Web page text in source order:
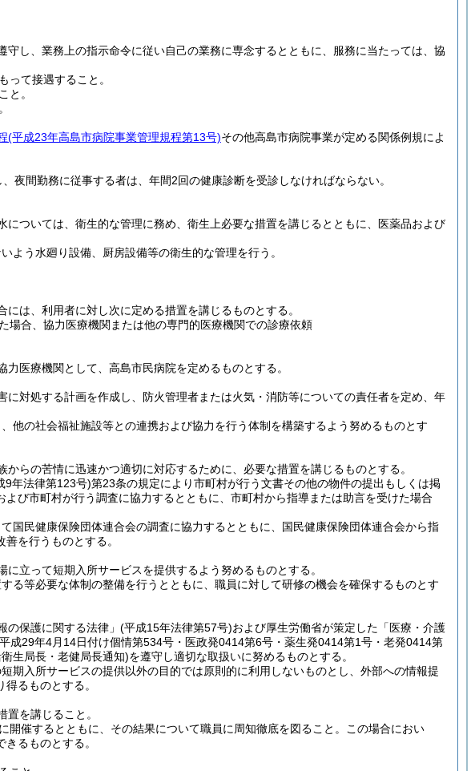
し、業務上の指示命令に従い自己の業務に専念するとともに、服務に当たっては、協
って接遇すること。
と。
(平成23年高島市病院事業管理規程第13号)その他高島市病院事業が定める関係例規によ
、夜間勤務に従事する者は、年間2回の健康診断を受診しなければならない。
ついては、衛生的な管理に務め、衛生上必要な措置を講じるとともに、医薬品および
よう水廻り設備、厨房設備等の衛生的な管理を行う。
は、利用者に対し次に定める措置を講じるものとする。
場合、協力医療機関または他の専門的医療機関での診療依頼
医療機関として、高島市民病院を定めるものとする。
対処する計画を作成し、防火管理者または火気・消防等についての責任者を定め、年
他の社会福祉施設等との連携および協力を行う体制を構築するよう努めるものとす
らの苦情に迅速かつ適切に対応するために、必要な措置を講じるものとする。
9年法律第123号)第23条の規定により市町村が行う文書その他の物件の提出もしくは掲
び市町村が行う調査に協力するとともに、市町村から指導または助言を受けた場合
国民健康保険団体連合会の調査に協力するとともに、国民健康保険団体連合会から指
を行うものとする。
立って短期入所サービスを提供するよう努めるものとする。
る等必要な体制の整備を行うとともに、職員に対して研修の機会を確保するものとす
保護に関する法律」 (平成15年法律第57号)および厚生労働省が策定した「医療・介護
成29年4月14日付け個情第534号・医政発0414第6号・薬生発0414第1号・老発0414第
生局長・老健局長通知)を遵守し適切な取扱いに努めるものとする。
期入所サービスの提供以外の目的では原則的に利用しないものとし、外部への情報提
るものとする。
を講じること。
催するとともに、その結果について職員に周知徹底を図ること。
この場合におい
るものとする。